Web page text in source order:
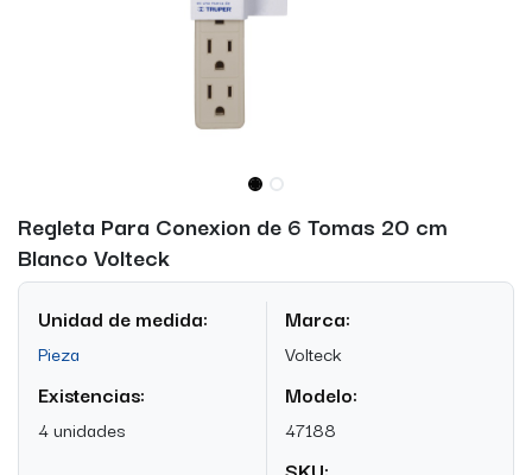
Regleta Para Conexion de 6 Tomas 20 cm
Blanco Volteck
Unidad de medida:
Pieza
Existencias:
4 unidades
Marca:
Volteck
Modelo:
47188